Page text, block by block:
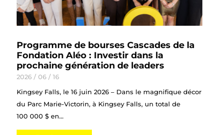
Programme de bourses Cascades de la
Fondation Aléo : Investir dans la
prochaine génération de leaders
2026 / 06 / 16
Kingsey Falls, le 16 juin 2026 – Dans le magnifique décor
du Parc Marie-Victorin, à Kingsey Falls, un total de
100 000 $ en...